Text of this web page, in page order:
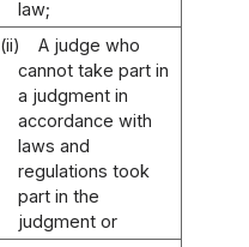
law;
(ii)
A judge who
cannot take part in
a judgment in
accordance with
laws and
regulations took
part in the
judgment or